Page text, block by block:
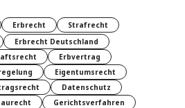
Erbrecht
Strafrecht
Erbrecht Deutschland
Erbvertrag
Eigentumsrecht
Datenschutz
Gerichtsverfahren